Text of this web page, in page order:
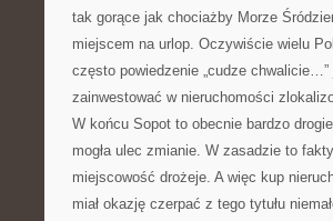
tak gorące jak chociażby Morze
miejscem na urlop. Oczywiście wielu
często powiedzenie „cudze
zainwestować w nieruchomości
W końcu Sopot to obecnie bardzo
mogła ulec zmianie. W zasadzie to
miejscowość drożeje. A więc kup
miał okazję czerpać z tego tytułu